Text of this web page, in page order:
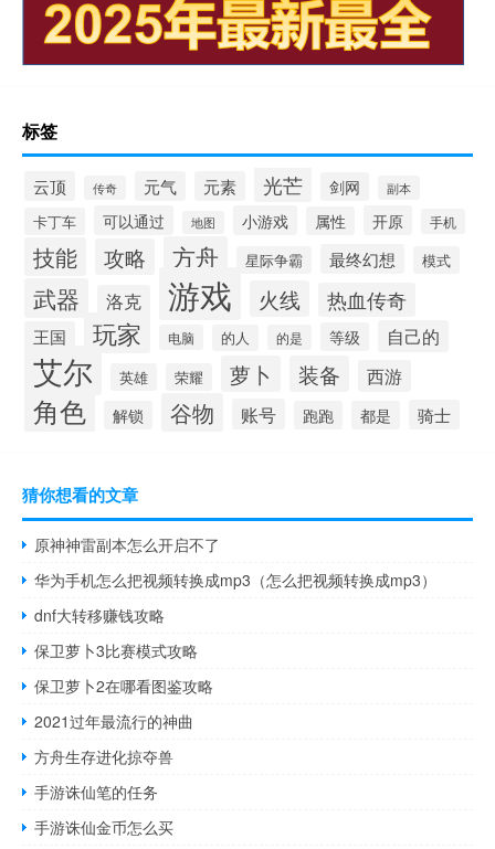
标签
云顶 传奇 元气 元素 光芒 剑网 副本
卡丁车 可以通过 地图 小游戏 属性 开原 手机
技能 攻略 方舟 星际争霸 最终幻想 模式
武器 洛克 游戏 火线 热血传奇
王国 玩家 电脑 的人 的是 等级 自己的
艾尔 英雄 荣耀 萝卜 装备 西游
角色 解锁 谷物 账号 跑跑 都是 骑士
猜你想看的文章
原神神雷副本怎么开启不了
华为手机怎么把视频转换成mp3（怎么把视频转换成mp3）
dnf大转移赚钱攻略
保卫萝卜3比赛模式攻略
保卫萝卜2在哪看图鉴攻略
2021过年最流行的神曲
方舟生存进化掠夺兽
手游诛仙笔的任务
手游诛仙金币怎么买